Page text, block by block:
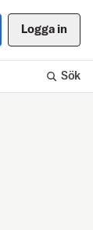
Logga in
Sök